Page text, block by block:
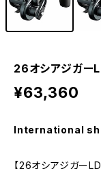
26オシアジガー
¥63,360
International
【26オシアジガー